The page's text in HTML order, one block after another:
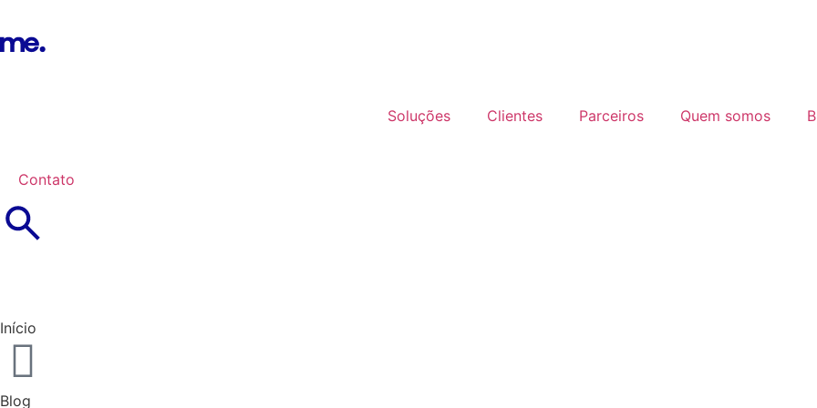
Soluções Clientes Parceiros Quem somos
Contato
Início
Blog